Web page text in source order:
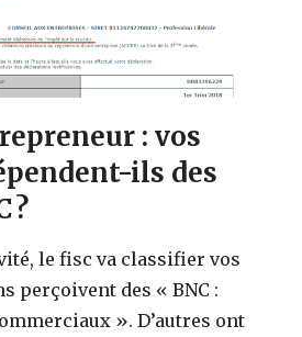
: vos
ils des
?
le fisc va classifier vos
perçoivent des « BNC :
». D’autres ont